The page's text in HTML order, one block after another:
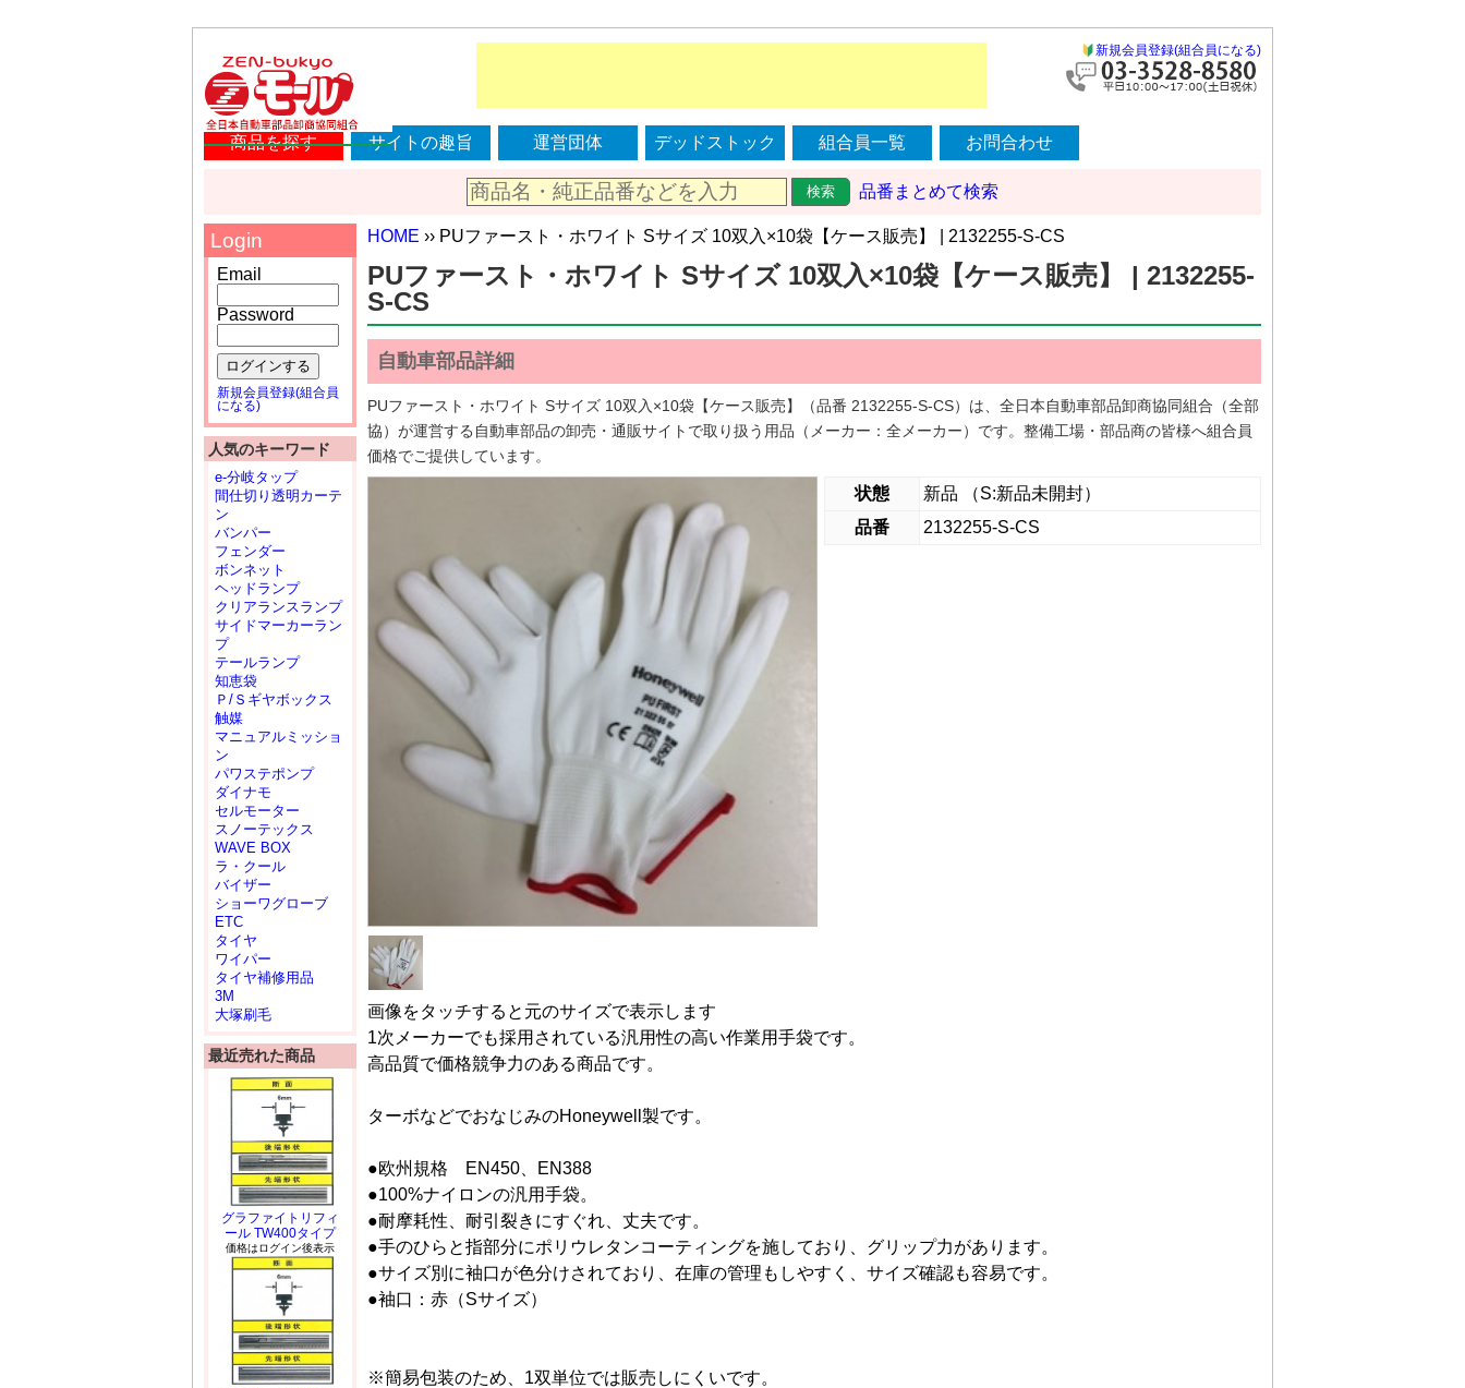
新規会員登録(組合員になる)
商品を探す サイトの趣旨 運営団体 デッドストック 組合員一覧 お問合わせ
検索 品番まとめて検索
HOME ›› PUファースト・ホワイト Sサイズ 10双入×10袋【ケース販売】 | 2132255-S-CS
PUファースト・ホワイト Sサイズ 10双入×10袋【ケース販売】 | 2132255-
S-CS
自動車部品詳細
PUファースト・ホワイト Sサイズ 10双入×10袋【ケース販売】（品番 2132255-S-CS）は、全日本自動車部品卸商協同組合（全部
協）が運営する自動車部品の卸売・通販サイトで取り扱う用品（メーカー：全メーカー）です。整備工場・部品商の皆様へ組合員
価格でご提供しています。
画像をタッチすると元のサイズで表示します
状態
新品 （S:新品未開封）
品番
2132255-S-CS
1次メーカーでも採用されている汎用性の高い作業用手袋です。
高品質で価格競争力のある商品です。
ターボなどでおなじみのHoneywell製です。
●欧州規格 EN450、EN388
●100%ナイロンの汎用手袋。
●耐摩耗性、耐引裂きにすぐれ、丈夫です。
●手のひらと指部分にポリウレタンコーティングを施しており、グリップ力があります。
●サイズ別に袖口が色分けされており、在庫の管理もしやすく、サイズ確認も容易です。
●袖口：赤（Sサイズ）
※簡易包装のため、1双単位では販売しにくいです。
Login
Email
Password
ログインする
新規会員登録(組合員
になる)
人気のキーワード
e-分岐タップ
間仕切り透明カーテ
ン
バンパー
フェンダー
ボンネット
ヘッドランプ
クリアランスランプ
サイドマーカーラン
プ
テールランプ
知恵袋
Ｐ/Ｓギヤボックス
触媒
マニュアルミッショ
ン
パワステポンプ
ダイナモ
セルモーター
スノーテックス
WAVE BOX
ラ・クール
バイザー
ショーワグローブ
ETC
タイヤ
ワイパー
タイヤ補修用品
3M
大塚刷毛
最近売れた商品
グラファイトリフィ
ール TW400タイプ
価格はログイン後表示